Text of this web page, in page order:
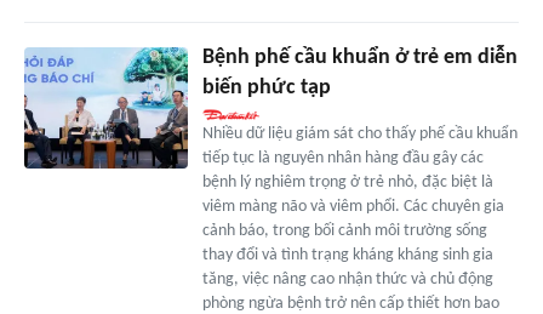
Bệnh phế cầu khuẩn ở trẻ em diễn
biến phức tạp
Nhiều dữ liệu giám sát cho thấy phế cầu khuẩn
tiếp tục là nguyên nhân hàng đầu gây các
bệnh lý nghiêm trọng ở trẻ nhỏ, đặc biệt là
viêm màng não và viêm phổi. Các chuyên gia
cảnh báo, trong bối cảnh môi trường sống
thay đổi và tình trạng kháng kháng sinh gia
tăng, việc nâng cao nhận thức và chủ động
phòng ngừa bệnh trở nên cấp thiết hơn bao